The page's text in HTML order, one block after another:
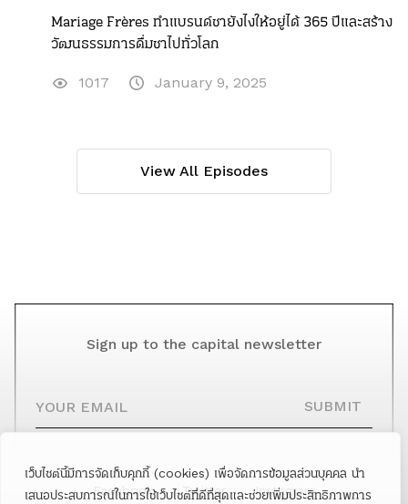
เว็บไซต์นี้มีการจัดเก็บคุกกี้ (cookies) เพื่อจัดการข้อมูลส่วนบุคคล นำ
เสนอประสบการณ์ในการใช้เว็บไซต์ที่ดีที่สุดและช่วยเพิ่มประสิทธิภาพการ
Mariage Frères ทำแบรนด์ชายังไงให้อยู่ได้ 365 ปีและสร้าง
วัฒนธรรมการดื่มชาไปทั่วโลก
1017 January 9, 2025
View All Episodes
Sign up to the capital newsletter
SUBMIT
Facebook Twitter Instagram